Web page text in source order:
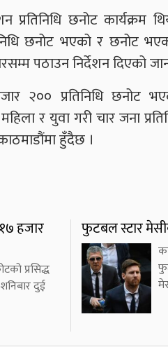
छनोट कार्यक्रम
छनोट भएको र छनोट
पठाउन निर्देशन दिएको
२०० प्रतिनिधि छनोट
महिला र युवा गरी चार जना
हुँदैछ ।
हजार
प्रसिद्ध
दुई
फुटबल स्टार